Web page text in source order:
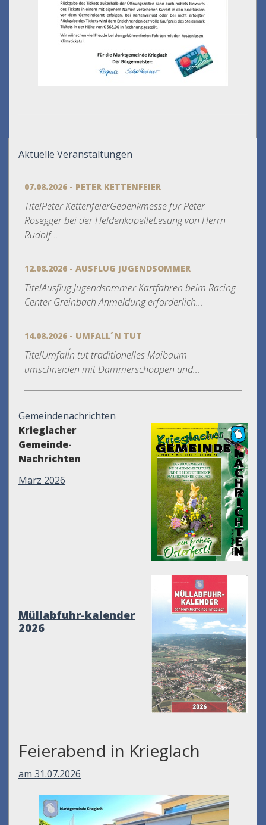
Aktuelle Veranstaltungen
07.08.2026 - PETER KETTENFEIER
TitelPeter KettenfeierGedenkmesse für Peter
Rosegger bei der HeldenkapelleLesung von Herrn
Rudolf...
12.08.2026 - AUSFLUG JUGENDSOMMER
TitelAusflug Jugendsommer Kartfahren beim Racing
Center Greinbach Anmeldung erforderlich...
14.08.2026 - UMFALL´N TUT
TitelUmfall´n tut traditionelles Maibaum
umschneiden mit Dämmerschoppen und...
Gemeindenachrichten
Krieglacher
Gemeinde-
Nachrichten
März 2026
Müllabfuhr-kalender
2026
Feierabend in Krieglach
am 31.07.2026